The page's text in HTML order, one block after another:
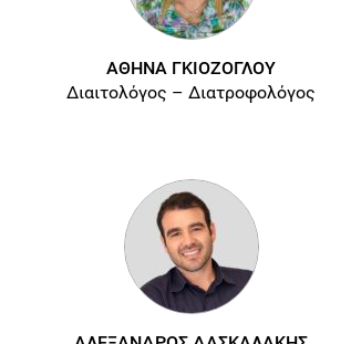
ΑΘΗΝΑ ΓΚΙΟΖΟΓΛΟΥ
Διαιτολόγος – Διατροφολόγος